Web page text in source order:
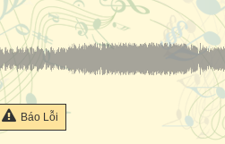
Báo Lỗi